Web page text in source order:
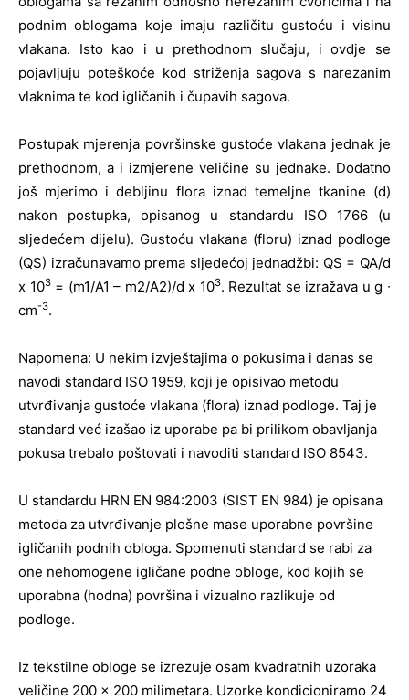
podnim oblogama koje imaju različitu gustoću i visinu
vlakana. Isto kao i u prethodnom slučaju, i ovdje se
pojavljuju poteškoće kod striženja sagova s narezanim
vlaknima te kod igličanih i čupavih sagova.
Postupak mjerenja površinske gustoće vlakana jednak je
prethodnom, a i izmjerene veličine su jednake. Dodatno
još mjerimo i debljinu flora iznad temeljne tkanine (d)
nakon postupka, opisanog u standardu ISO 1766 (u
sljedećem dijelu). Gustoću vlakana (floru) iznad podloge
(QS) izračunavamo prema sljedećoj jednadžbi: QS = QA/d
x 103= (m1/A1 – m2/A2)/d x 103. Rezultat se izražava u g ∙
cm-3.
Napomena: U nekim izvještajima o pokusima i danas se
navodi standard ISO 1959, koji je opisivao metodu
utvrđivanja gustoće vlakana (flora) iznad podloge. Taj je
standard već izašao iz uporabe pa bi prilikom obavljanja
pokusa trebalo poštovati i navoditi standard ISO 8543.
U standardu HRN EN 984:2003 (SIST EN 984) je opisana
metoda za utvrđivanje plošne mase uporabne površine
igličanih podnih obloga. Spomenuti standard se rabi za
one nehomogene igličane podne obloge, kod kojih se
uporabna (hodna) površina i vizualno razlikuje od
podloge.
Iz tekstilne obloge se izrezuje osam kvadratnih uzoraka
veličine 200 x 200 milimetara. Uzorke kondicioniramo 24